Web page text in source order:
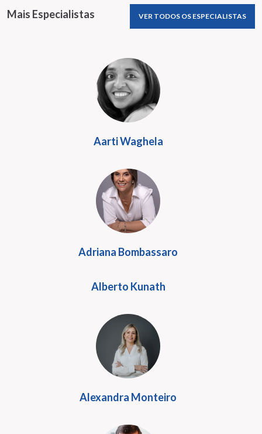
Mais Especialistas VER TODOS OS ESPECIALISTAS
Aarti Waghela
Adriana Bombassaro
Alberto Kunath
Alexandra Monteiro